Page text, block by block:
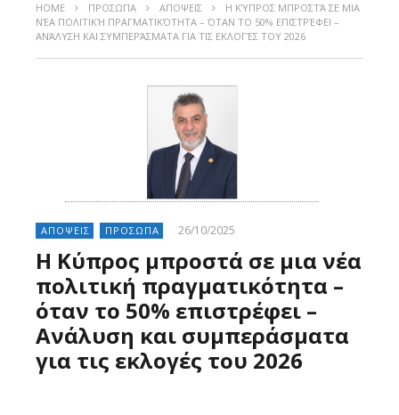
HOME ΠΡΟΣΩΠΑ ΑΠΟΨΕΙΣ
Η ΚΎΠΡΟΣ ΜΠΡΟΣΤΆ ΣΕ ΜΙΑ
ΝΈΑ ΠΟΛΙΤΙΚΉ ΠΡΑΓΜΑΤΙΚΌΤΗΤΑ – ΌΤΑΝ ΤΟ 50% ΕΠΙΣΤΡΈΦΕΙ –
ΑΝΆΛΥΣΗ ΚΑΙ ΣΥΜΠΕΡΆΣΜΑΤΑ ΓΙΑ ΤΙΣ ΕΚΛΟΓΈΣ ΤΟΥ 2026
ΑΠΟΨΕΙΣ ΠΡΟΣΩΠΑ 26/10/2025
Η Κύπρος μπροστά σε μια νέα
πολιτική πραγματικότητα –
όταν το 50% επιστρέφει –
Ανάλυση και συμπεράσματα
για τις εκλογές του 2026